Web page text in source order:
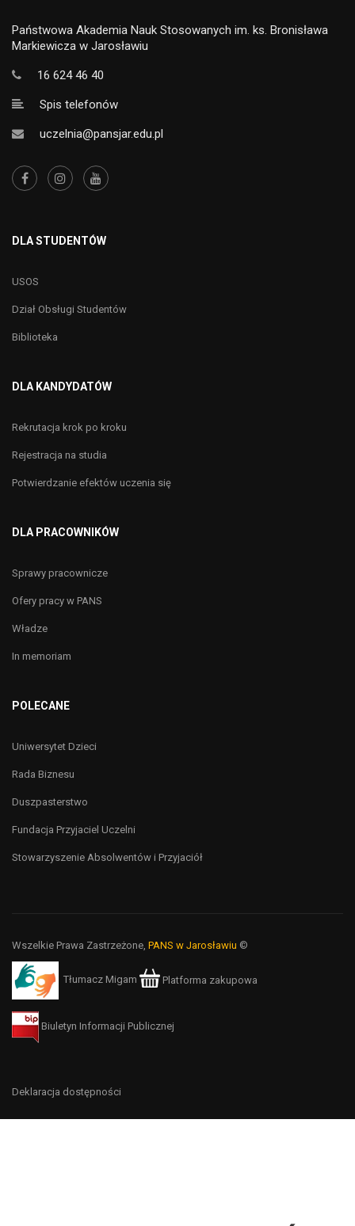
Państwowa Akademia Nauk Stosowanych im. ks. Bronisława
Markiewicza w Jarosławiu
16 624 46 40
Spis telefonów
uczelnia@pansjar.edu.pl
DLA STUDENTÓW
USOS
Dział Obsługi Studentów
Biblioteka
DLA KANDYDATÓW
Rekrutacja krok po kroku
Rejestracja na studia
Potwierdzanie efektów uczenia się
DLA PRACOWNIKÓW
Sprawy pracownicze
Ofery pracy w PANS
Władze
In memoriam
POLECANE
Uniwersytet Dzieci
Rada Biznesu
Duszpasterstwo
Fundacja Przyjaciel Uczelni
Stowarzyszenie Absolwentów i Przyjaciół
Wszelkie Prawa Zastrzeżone, PANS w Jarosławiu ©
Tłumacz Migam Platforma zakupowa
Biuletyn Informacji Publicznej
Deklaracja dostępności